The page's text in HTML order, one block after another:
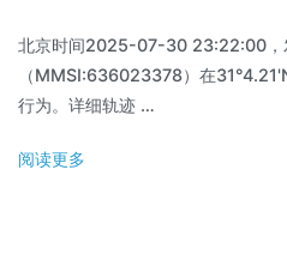
北京时间2025-07-30 23:22:00，
（MMSI:636023378）在
行为。详细轨迹 …
阅读更多